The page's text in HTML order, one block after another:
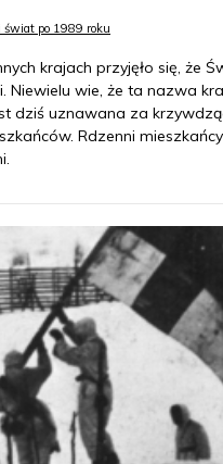
świat po 1989 roku
krajach przyjęło się, że
Niewielu wie, że ta nazwa
dziś uznawana za
Rdzenni